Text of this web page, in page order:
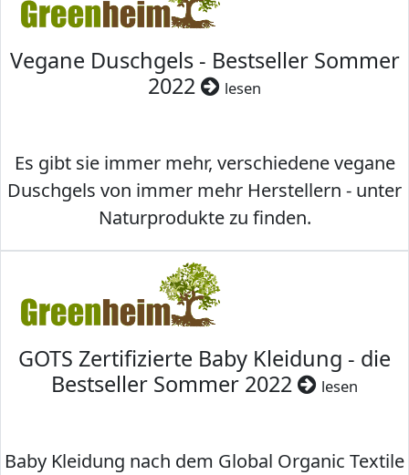
Vegane Duschgels - Bestseller Sommer
2022
lesen
Es gibt sie immer mehr, verschiedene vegane
Duschgels von immer mehr Herstellern - unter
Naturprodukte zu finden.
GOTS Zertifizierte Baby Kleidung - die
Bestseller Sommer 2022
lesen
Baby Kleidung nach dem Global Organic Textile